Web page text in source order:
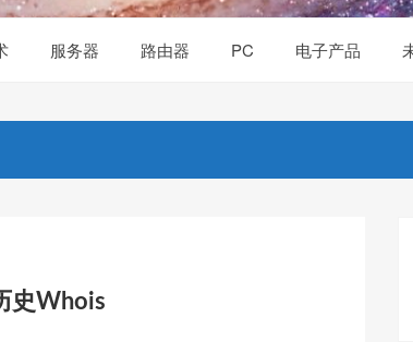
服务器 路由器 PC 电子产品
史Whois